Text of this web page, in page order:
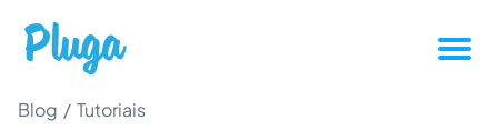
Blog / Tutoriais